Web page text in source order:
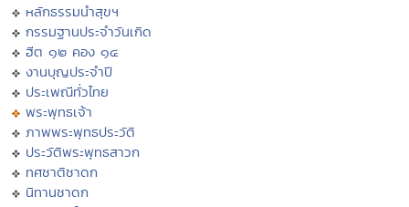
หลักธรรมนำสุขฯ
กรรมฐานประจำวันเกิด
ฮีต ๑๒ คอง ๑๔
งานบุญประจำปี
ประเพณีทั่วไทย
พระพุทธเจ้า
ภาพพระพุทธประวัติ
ประวัติพระพุทธสาวก
ทศชาติชาดก
นิทานชาดก